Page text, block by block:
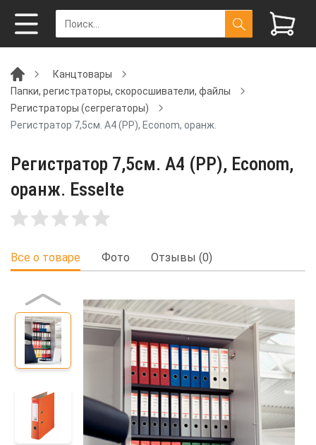
Канцтовары
Папки, регистраторы, скоросшиватели, файлы
Регистраторы (сегрегаторы)
Регистратор 7,5см. А4 (PP), Econom, оранж.
Регистратор 7,5см. А4 (PP), Econom,
оранж. Esselte
Все о товаре Фото Отзывы (0)